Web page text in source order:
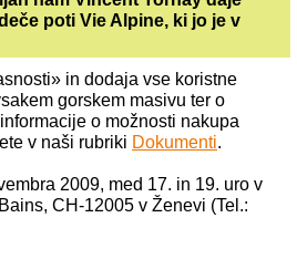
poti Vie Alpine, ki jo je v
in dodaja vse koristne
gorskem masivu ter o
o možnosti nakupa
v naši rubriki Dokumenti.
2009, med 17. in 19. uro v
CH-12005 v Ženevi (Tel.: